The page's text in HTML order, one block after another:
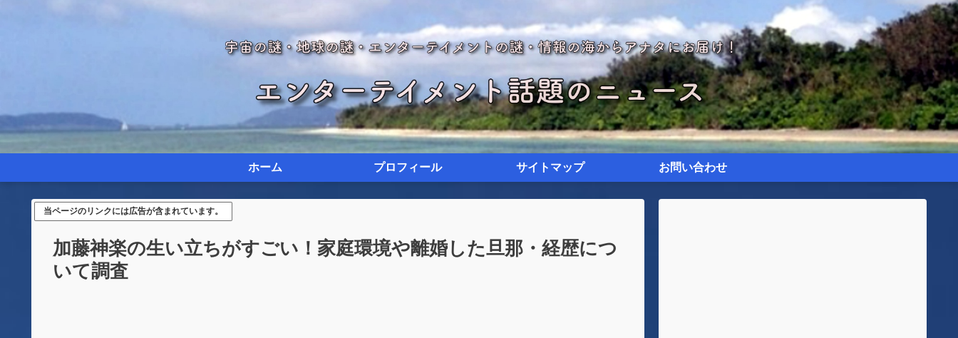
ホーム プロフィール サイトマップ お問い合わせ
当ページのリンクには広告が含まれています。
加藤神楽の生い立ちがすごい！家庭環境や離婚した旦那・経歴につ
いて調査